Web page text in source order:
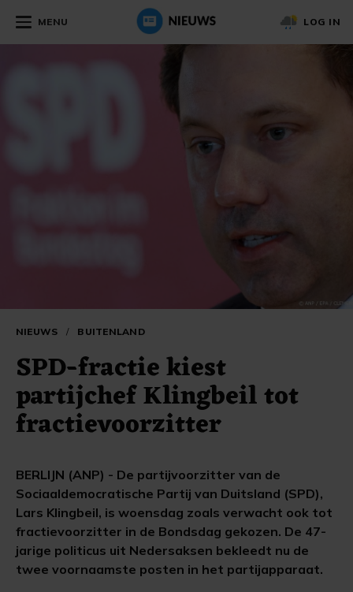
MENU LOG IN
NIEUWS / BUITENLAND
SPD-fractie kiest
partijchef Klingbeil tot
fractievoorzitter
BERLIJN (ANP) - De partijvoorzitter van de
Sociaaldemocratische Partij van Duitsland (SPD),
Lars Klingbeil, is woensdag zoals verwacht ook tot
fractievoorzitter in de Bondsdag gekozen. De 47-
jarige politicus uit Nedersaksen bekleedt nu de
twee voornaamste posten in het partijapparaat.